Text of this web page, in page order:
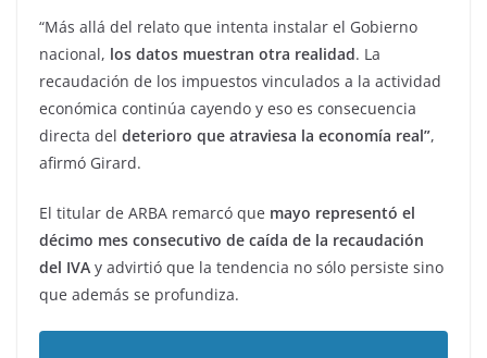
“Más allá del relato que intenta instalar el Gobierno
nacional, los datos muestran otra realidad. La
recaudación de los impuestos vinculados a la actividad
económica continúa cayendo y eso es consecuencia
directa del deterioro que atraviesa la economía real”,
afirmó Girard.
El titular de ARBA remarcó que mayo representó el
décimo mes consecutivo de caída de la recaudación
del IVA y advirtió que la tendencia no sólo persiste sino
que además se profundiza.